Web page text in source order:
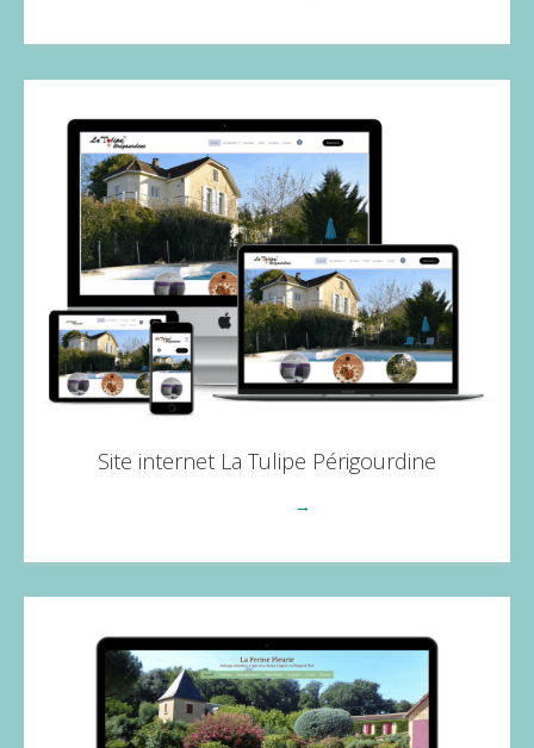
Site internet La Tulipe Périgourdine
→